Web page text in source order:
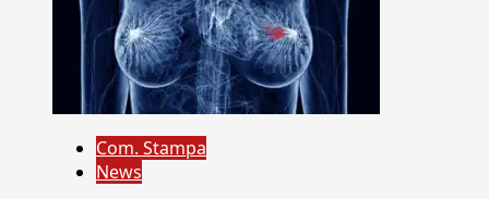
Com. Stampa
News